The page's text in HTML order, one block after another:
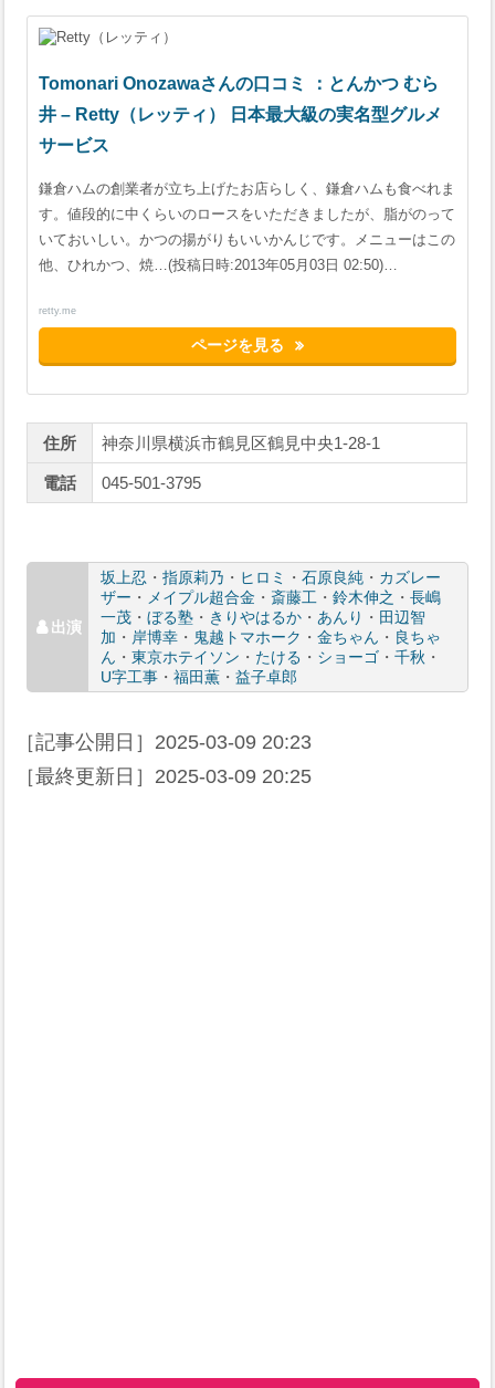
Tomonari Onozawaさんの口コミ ：とんかつ むら
井 – Retty（レッティ） 日本最大級の実名型グルメ
サービス
鎌倉ハムの創業者が立ち上げたお店らしく、鎌倉ハムも食べれま
す。値段的に中くらいのロースをいただきましたが、脂がのって
いておいしい。かつの揚がりもいいかんじです。メニューはこの
他、ひれかつ、焼…(投稿日時:2013年05月03日 02:50)…
retty.me
ページを見る
住所 神奈川県横浜市鶴見区鶴見中央1-28-1
電話 045-501-3795
坂上忍 ・ 指原莉乃 ・ ヒロミ ・ 石原良純・ カズレー
ザー ・ メイプル超合金 ・ 斎藤工・ 鈴木伸之 ・ 長嶋
一茂・ ぼる塾・ きりやはるか・ あんり ・ 田辺智
加 ・ 岸博幸・ 鬼越トマホーク ・ 金ちゃん ・ 良ちゃ
ん ・ 東京ホテイソン ・ たける ・ ショーゴ・ 千秋 ・
U字工事・ 福田薫・ 益子卓郎
［記事公開日］ 2025-03-09 20:23
［最終更新日］ 2025-03-09 20:25